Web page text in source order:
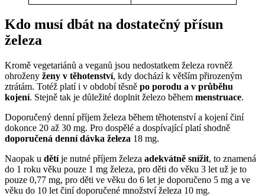
Kdo musí dbát na dostatečný přísun
železa
Kromě vegetariánů a veganů jsou nedostatkem železa rovněž
ohroženy ženy v těhotenství, kdy dochází k větším přirozeným
ztrátám. Totéž platí i v období těsně po porodu a v průběhu
kojení. Stejně tak je důležité doplnit železo během menstruace.
Doporučený denní příjem železa během těhotenství a kojení činí
dokonce 20 až 30 mg. Pro dospělé a dospívající platí shodně
doporučená denní dávka železa 18 mg.
Naopak u dětíje nutné příjem železa adekvátně snížit, to znamená
do 1 roku věku pouze 1 mg železa, pro děti do věku 3 let už je to
pouze 0,77 mg, pro děti ve věku do 6 let je doporučeno 5 mg a ve
věku do 10 let činí doporučené množství železa 10 mg.